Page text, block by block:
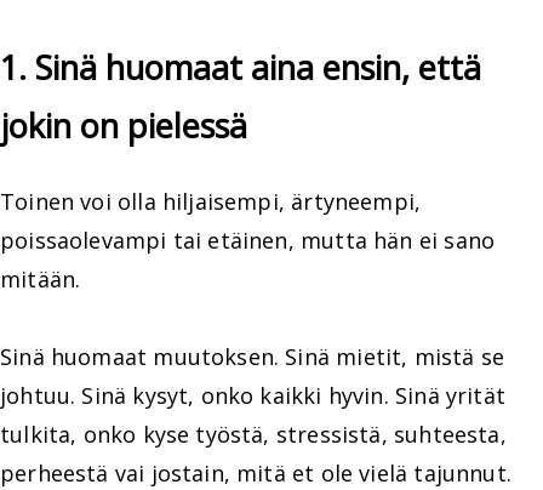
1. Sinä huomaat aina ensin, että
jokin on pielessä
Toinen voi olla hiljaisempi, ärtyneempi,
poissaolevampi tai etäinen, mutta hän ei sano
mitään.
Sinä huomaat muutoksen. Sinä mietit, mistä se
johtuu. Sinä kysyt, onko kaikki hyvin. Sinä yrität
tulkita, onko kyse työstä, stressistä, suhteesta,
perheestä vai jostain, mitä et ole vielä tajunnut.